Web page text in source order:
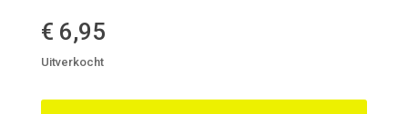
€ 6,95
Uitverkocht